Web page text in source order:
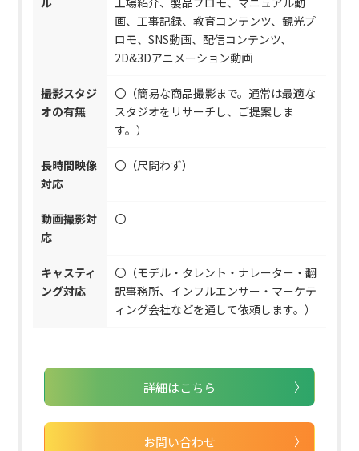
画、工事記録、教育コンテンツ、観光プ
ロモ、SNS動画、配信コンテンツ、
2D&3Dアニメーション動画
撮影スタジ
オの有無
〇（簡易な商品撮影まで。通常は最適な
スタジオをリサーチし、ご提案しま
す。）
長時間映像
対応
〇（尺問わず）
動画撮影対
応
〇
キャスティ
ング対応
〇（モデル・タレント・ナレーター・翻
訳事務所、インフルエンサー・マーケテ
ィング会社などを通して依頼します。）
詳細はこちら
お問い合わせ